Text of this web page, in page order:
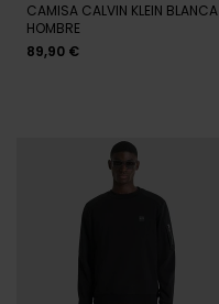
CAMISA CALVIN KLEIN BLANCA
HOMBRE
89,90 €